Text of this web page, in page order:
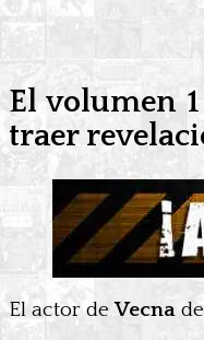
El volumen
traer
El actor deVecna ​​de